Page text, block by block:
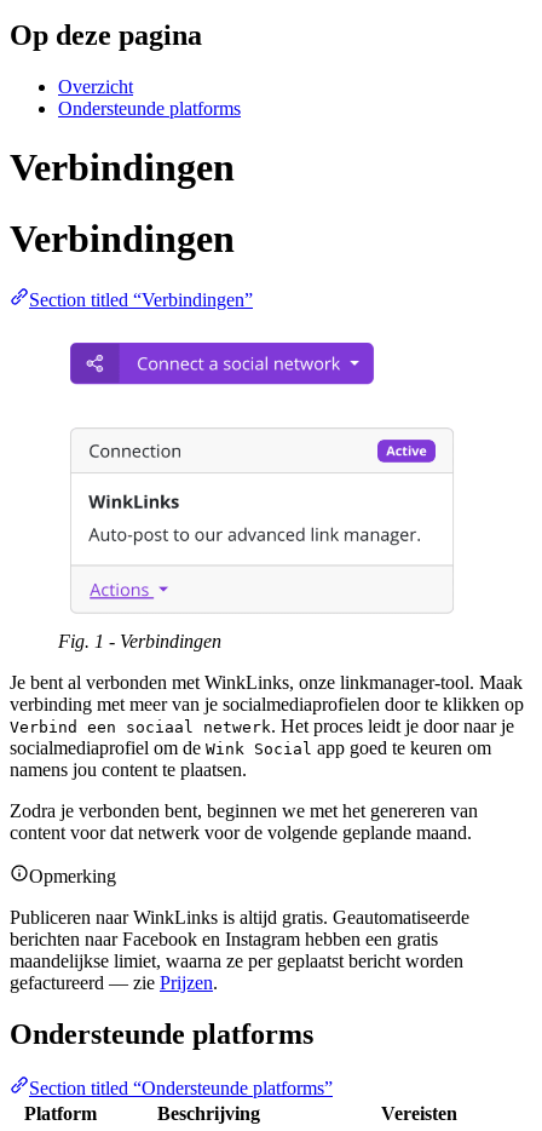
Op deze pagina
Overzicht
Ondersteunde platforms
Verbindingen
Verbindingen
Section titled “Verbindingen”
Fig. 1 - Verbindingen
Je bent al verbonden met WinkLinks, onze linkmanager-tool. Maak
verbinding met meer van je socialmediaprofielen door te klikken op
Verbind een sociaal netwerk. Het proces leidt je door naar je
socialmediaprofiel om de Wink Social app goed te keuren om
namens jou content te plaatsen.
Zodra je verbonden bent, beginnen we met het genereren van
content voor dat netwerk voor de volgende geplande maand.
Opmerking
Publiceren naar WinkLinks is altijd gratis. Geautomatiseerde
berichten naar Facebook en Instagram hebben een gratis
maandelijkse limiet, waarna ze per geplaatst bericht worden
gefactureerd — zie Prijzen.
Ondersteunde platforms
Section titled “Ondersteunde platforms”
Platform
Beschrijving
Vereisten